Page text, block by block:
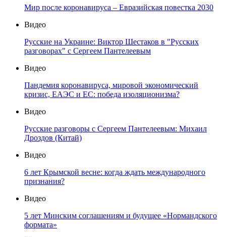
Мир после коронавируса – Евразийская повестка 2030
Видео
Русские на Украине: Виктор Шестаков в "Русских
разговорах" с Сергеем Пантелеевым
Видео
Пандемия коронавируса, мировой экономический
кризис, ЕАЭС и ЕС: победа изоляционизма?
Видео
Русские разговоры с Сергеем Пантелеевым: Михаил
Дроздов (Китай)
Видео
6 лет Крымской весне: когда ждать международного
признания?
Видео
5 лет Минским соглашениям и будущее «Нормандского
формата»